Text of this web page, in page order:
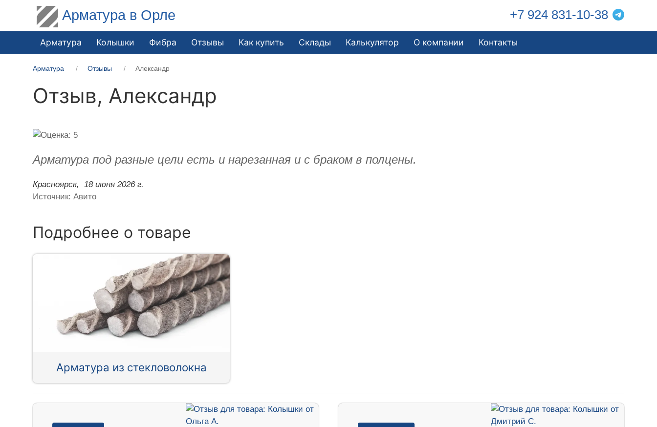
Арматура в Орле +7 924 831-10-38
Арматура Колышки Фибра Отзывы Как купить Склады Калькулятор О компании Контакты
Арматура Отзывы Александр
Отзыв, Александр
Арматура под разные цели есть и нарезанная и с браком в полцены.
Красноярск,
18 июня 2026 г.
Источник: Авито
Подробнее о товаре
Арматура из стекловолокна